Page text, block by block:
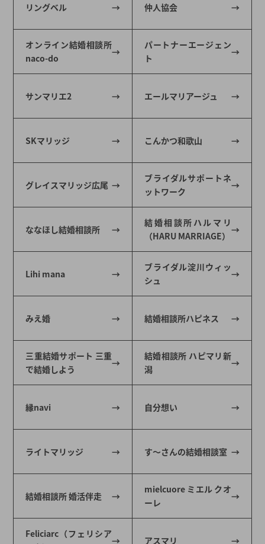
リングベル 仲人協会
オンライン結婚相談所
naco-do
パートナーエージェン
ト
サンマリエ2 エールマリアージュ
SKマリッジ こんかつ和歌山
グレイスマリッジ広尾
ブライダルサポートネ
ットワーク
ななほし結婚相談所
結婚相談所ハルマリ
（HARU MARRIAGE）
Lihi mana
ブライダル淀川ウィッ
シュ
みえ婚 結婚相談所ハピネス
三重結婚サポート 三重
で結婚しよう
結婚相談所 ハピマリ新
潟
縁navi 自分想い
ライトマリッジ す～さんの結婚相談室
結婚相談所 婚活伴走
mielcuore ミエル クオ
ーレ
Feliciarc（フェリシア
アスマリ